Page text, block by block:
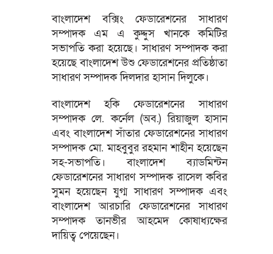
বাংলাদেশ বক্সিং ফেডারেশনের সাধারণ
সম্পাদক এম এ কুদ্দুস খানকে কমিটির
সভাপতি করা হয়েছে। সাধারণ সম্পাদক করা
হয়েছে বাংলাদেশ উশু ফেডারেশনের প্রতিষ্ঠাতা
সাধারণ সম্পাদক দিলদার হাসান দিলুকে।
বাংলাদেশ হকি ফেডারেশনের সাধারণ
সম্পাদক লে. কর্নেল (অব.) রিয়াজুল হাসান
এবং বাংলাদেশ সাঁতার ফেডারেশনের সাধারণ
সম্পাদক মো. মাহবুবুর রহমান শাহীন হয়েছেন
সহ-সভাপতি। বাংলাদেশ ব্যাডমিন্টন
ফেডারেশনের সাধারণ সম্পাদক রাসেল কবির
সুমন হয়েছেন যুগ্ম সাধারণ সম্পাদক এবং
বাংলাদেশ আরচারি ফেডারেশনের সাধারণ
সম্পাদক তানভীর আহমেদ কোষাধ্যক্ষের
দায়িত্ব পেয়েছেন।